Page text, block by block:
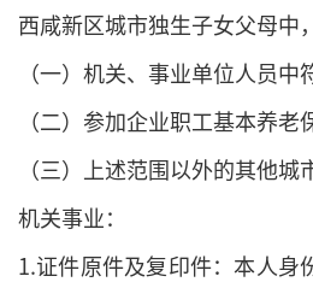
西咸新区城市独生子女父母中
（一）机关、事业单位人员
（二）参加企业职工基本养
（三）上述范围以外的其他
机关事业：
1.证件原件及复印件：本人身